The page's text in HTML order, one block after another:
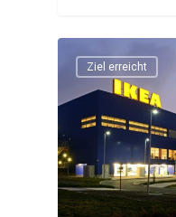
Ziel erreicht